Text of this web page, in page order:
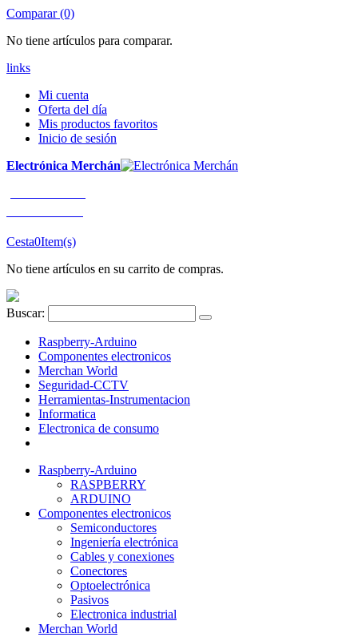
Comparar (0)
No tiene artículos para comparar.
links
Mi cuenta
Oferta del día
Mis productos favoritos
Inicio de sesión
Electrónica Merchán
Cesta0Item(s)
No tiene artículos en su carrito de compras.
Buscar:
Raspberry-Arduino
Componentes electronicos
Merchan World
Seguridad-CCTV
Herramientas-Instrumentacion
Informatica
Electronica de consumo
Raspberry-Arduino
RASPBERRY
ARDUINO
Componentes electronicos
Semiconductores
Ingeniería electrónica
Cables y conexiones
Conectores
Optoelectrónica
Pasivos
Electronica industrial
Merchan World